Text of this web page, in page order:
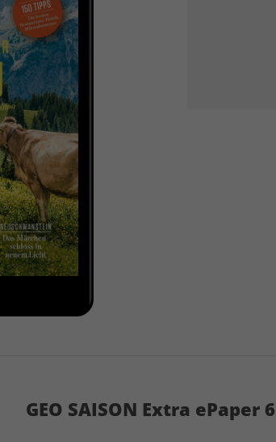
GEO SAISON Extra ePaper